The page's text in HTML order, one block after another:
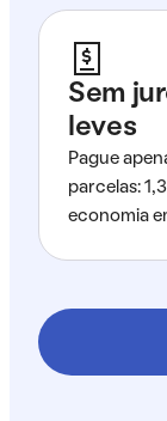
Sem
leves
Pague
parcelas:
economia